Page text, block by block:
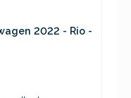
2022 - Rio -